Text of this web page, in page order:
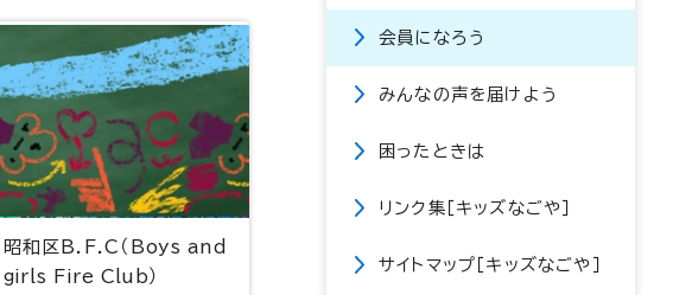
昭和区B.F.C（ Boys and
girls Fire Club ）
会員になろう
みんなの声を届けよう
困ったときは
リンク集［キッズなごや］
サイトマップ［キッズなごや］